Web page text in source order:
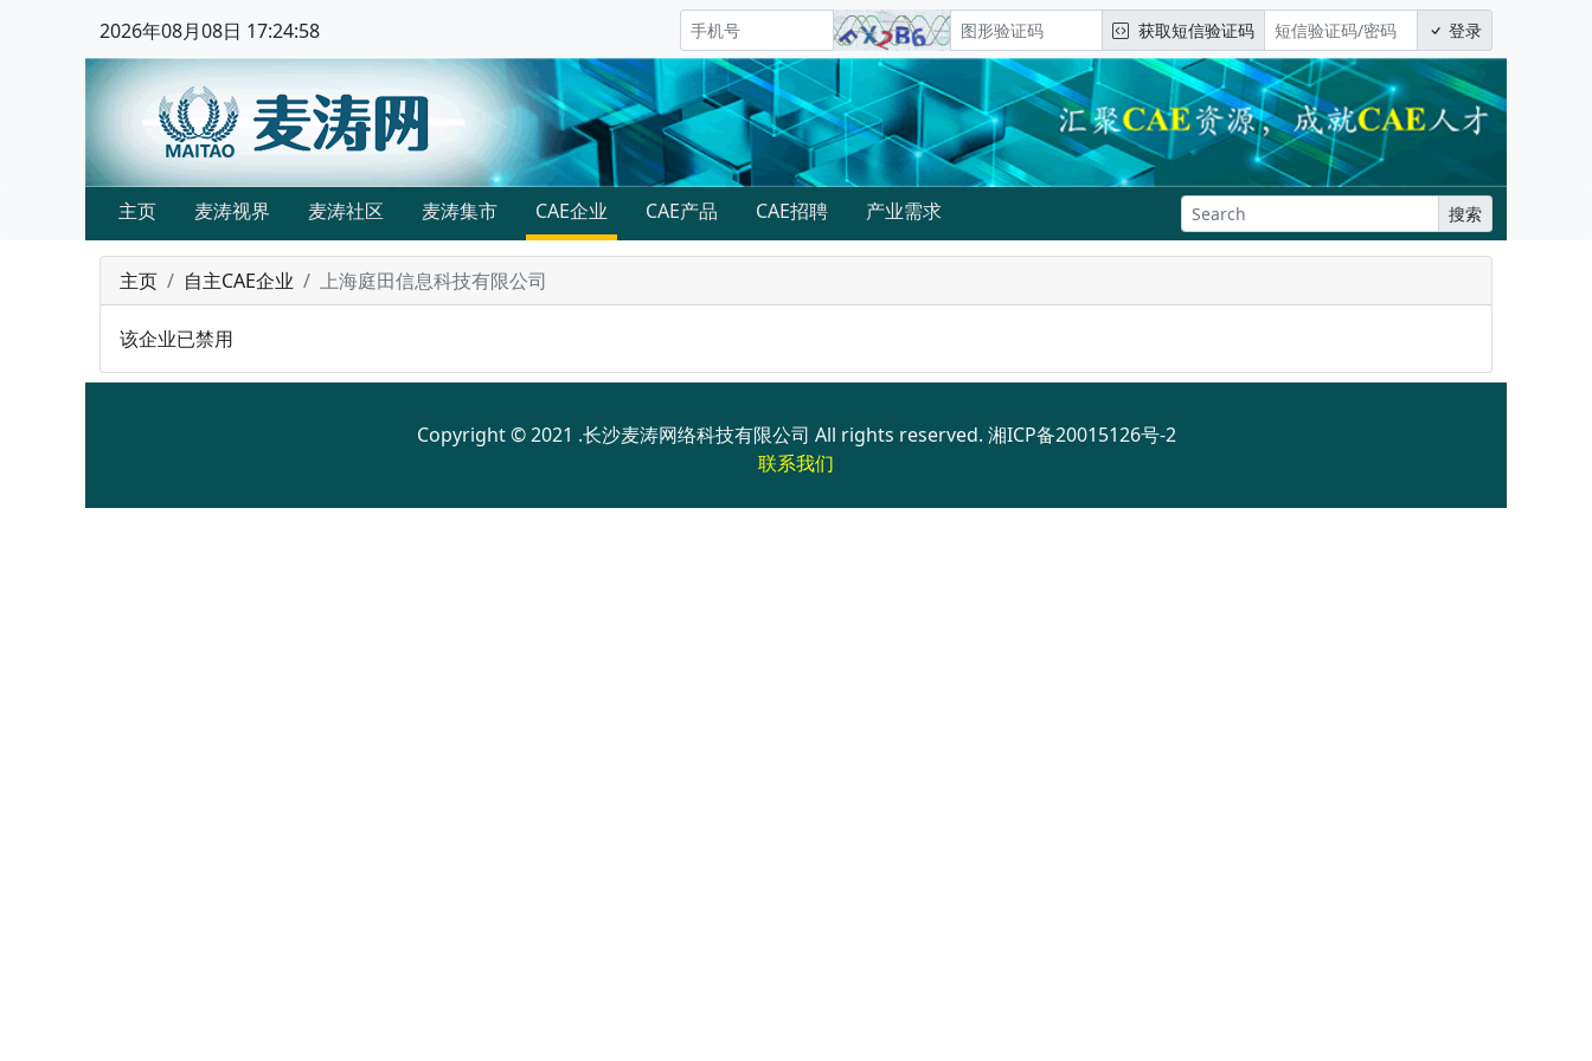
2026年08月08日 17:24:58 获取短信验证码 登录
主页 麦涛视界 麦涛社区 麦涛集市 CAE企业 CAE产品 CAE招聘 产业需求 搜索
主页 自主CAE企业 上海庭田信息科技有限公司
该企业已禁用
Copyright © 2021 .长沙麦涛网络科技有限公司 All rights reserved. 湘ICP备20015126号-2
联系我们